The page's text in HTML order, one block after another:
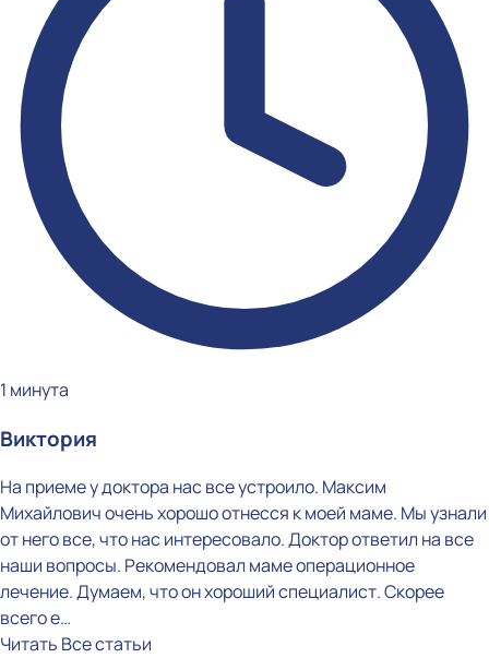
1 минута
Виктория
На приеме у доктора нас все устроило. Максим
Михайлович очень хорошо отнесся к моей маме. Мы узнали
от него все, что нас интересовало. Доктор ответил на все
наши вопросы. Рекомендовал маме операционное
лечение. Думаем, что он хороший специалист. Скорее
всего е…
Читать Все статьи